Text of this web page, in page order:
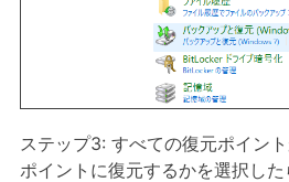
ステップ3: すべての復元ポイン
ポイントに復元するかを選択し